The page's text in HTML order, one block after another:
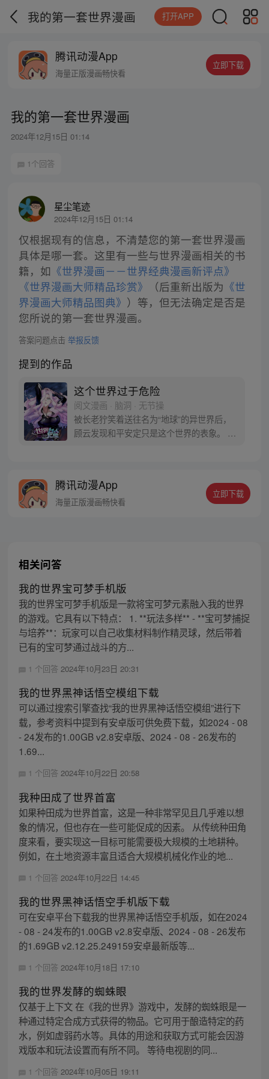
我的第一套世界漫画 打开APP
腾讯动漫App
海量正版漫画畅快看
立即下载
我的第一套世界漫画
2024年12月15日 01:14
1个回答
星尘笔迹
2024年12月15日 01:14
仅根据现有的信息，不清楚您的第一套世界漫画
具体是哪一套。这里有一些与世界漫画相关的书
籍，如 《世界漫画－－世界经典漫画新评点》
《世界漫画大师精品珍赏》
（后重新出版为 《世
界漫画大师精品图典》 ）等，但无法确定是否是
您所说的第一套世界漫画。
答案问题点击 举报反馈
提到的作品
这个世界过于危险
阅文漫画 · 脑洞 · 无节操
被长老狞笑着送往名为“地球”的异世界后，
顾云发现和平安定只是这个世界的表象。 恶
不能寐的都市传说诞生了 《这个世界过于危
险》每周三、六双更，读者群：561675062
腾讯动漫App
海量正版漫画畅快看
立即下载
相关问答
我的世界宝可梦手机版
我的世界宝可梦手机版是一款将宝可梦元素融入我的世界
的游戏。它具有以下特点： 1. **玩法多样** - **宝可梦捕捉
与培养**：玩家可以自己收集材料制作精灵球，然后带着
已有的宝可梦通过战斗的方...
1 个回答 2024年10月23日 20:31
我的世界黑神话悟空模组下载
可以通过搜索引擎查找“我的世界黑神话悟空模组”进行下
载，参考资料中提到有安卓版可供免费下载，如2024 - 08
- 24发布的1.00GB v2.8安卓版、2024 - 08 - 26发布的
1.69...
1 个回答 2024年10月22日 20:58
我种田成了世界首富
如果种田成为世界首富，这是一种非常罕见且几乎难以想
象的情况，但也存在一些可能促成的因素。 从传统种田角
度来看，要实现这一目标可能需要极大规模的土地耕种。
例如，在土地资源丰富且适合大规模机械化作业的地...
1 个回答 2024年10月22日 14:45
我的世界黑神话悟空手机版下载
可在安卓平台下载我的世界黑神话悟空手机版，如在2024
- 08 - 24发布的1.00GB v2.8安卓版、2024 - 08 - 26发布
的1.69GB v2.12.25.249159安卓最新版等...
1 个回答 2024年10月18日 17:10
我的世界发酵的蜘蛛眼
仅基于上下文 在《我的世界》游戏中，发酵的蜘蛛眼是一
种通过特定合成方式获得的物品。它可用于酿造特定的药
水，例如虚弱药水等。具体的用途和获取方式可能会因游
戏版本和玩法设置而有所不同。 等待电视剧的同...
1 个回答 2024年10月05日 19:11